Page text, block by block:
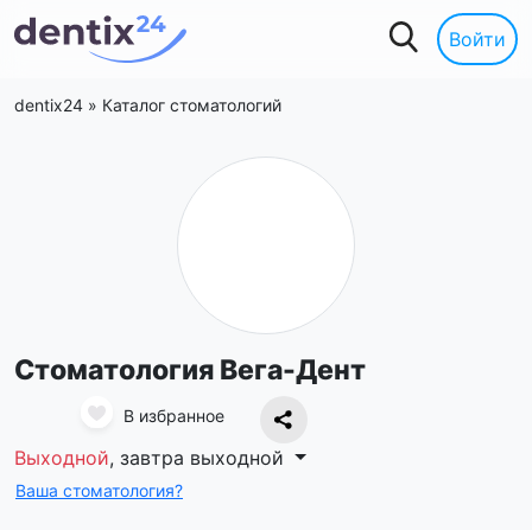
Войти
dentix24 » Каталог стоматологий
Стоматология Вега-Дент
В избранное
Выходной, завтра выходной
Ваша стоматология?